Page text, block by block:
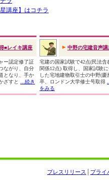
講座】はコチラ
■レイキ講座
ー認定修了証
ながり、自分
となり、手か
ざすと
...続き
中野の宅建音声講
宅建の国家試験で42点(民法含
関係12点) 取得し、国家試験
した宅地建物取引士の中野(慶
卒、ロンドン大学修士号取得
をみる
プライ
プレスリリース